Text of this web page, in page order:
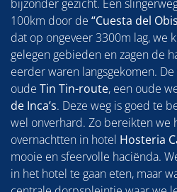
bijzonder gezicht. Een
100km door de “Cuesta del
dat op ongeveer 3300m lag, we
gelegen gebieden en zagen de
eerder waren langsgekomen.
oude Tin Tin-route, een oude
de Inca’s. Deze weg is goed te
wel onverhard. Zo bereikten we
overnachtten in hotel Hosteria
mooie en sfeervolle haciënda.
in het hotel te gaan eten, maar